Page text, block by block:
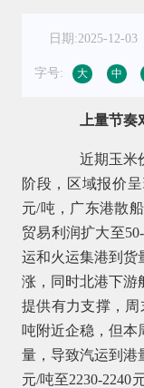
日期:2025-12-03
字号: 大 中
上量节奏对
近期玉米价
阶段，区域报价
元/吨，广东港散
贸易利润扩大至
运和火运集港到货
涨，同时北港下游
提供有力支撑，周
吨附近企稳，但本
量，导致汽运到港
元/吨至2230-2240